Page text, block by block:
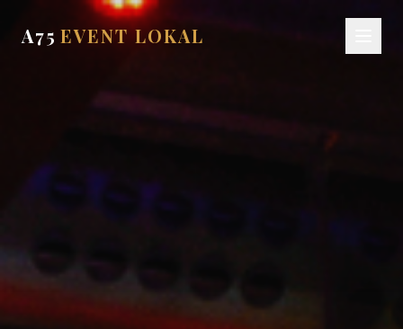
A75 ​EVENT LOKAL